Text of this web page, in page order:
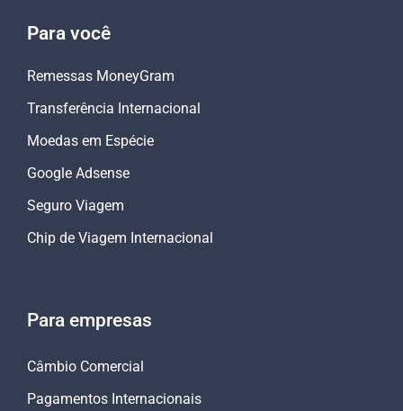
Para você
Remessas MoneyGram
Transferência Internacional
Moedas em Espécie
Google Adsense
Seguro Viagem
Chip de Viagem Internacional
Para empresas
Câmbio Comercial
Pagamentos Internacionais